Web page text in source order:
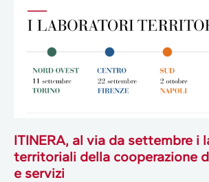
ITINERA, al via da settembre i
territoriali della cooperazione
e servizi